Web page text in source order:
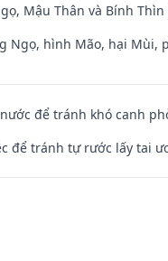
Mậu Thân và Bính
Ngọ, hình Mão, hại Mùi,
để tránh khó canh
để tránh tự rước lấy tai